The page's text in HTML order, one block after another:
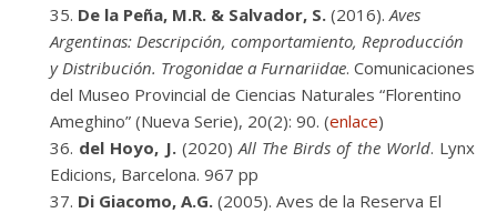
De la Peña, M.R. & Salvador, S. (2016).Aves
Argentinas: Descripción, comportamiento, Reproducción
y Distribución. Trogonidae a Furnariidae. Comunicaciones
del Museo Provincial de Ciencias Naturales “Florentino
Ameghino” (Nueva Serie), 20(2): 90. (enlace)
del Hoyo, J.(2020)All The Birds of the World. Lynx
Edicions, Barcelona. 967 pp
Di Giacomo, A.G. (2005). Aves de la Reserva El